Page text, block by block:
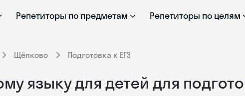
Репетиторы по предметам Репетиторы по целям
Щёлково Подготовка к ЕГЭ
языку для детей для